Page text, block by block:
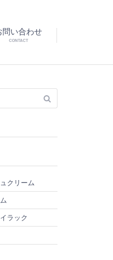
問い合わせ
CONTACT
クリーム
ラック